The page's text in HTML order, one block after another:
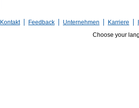
Kontakt Feedback Unternehmen Karriere
Choose your